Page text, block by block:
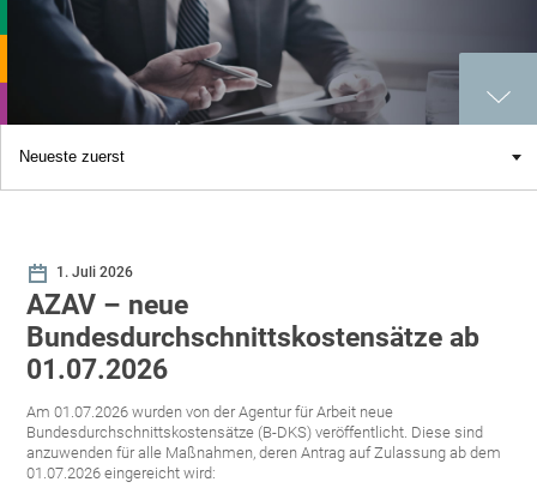
1. Juli 2026
AZAV – neue
Bundesdurchschnittskostensätze ab
01.07.2026
Am 01.07.2026 wurden von der Agentur für Arbeit neue
Bundesdurchschnittskostensätze (B-DKS) veröffentlicht. Diese sind
anzuwenden für alle Maßnahmen, deren Antrag auf Zulassung ab dem
01.07.2026 eingereicht wird: